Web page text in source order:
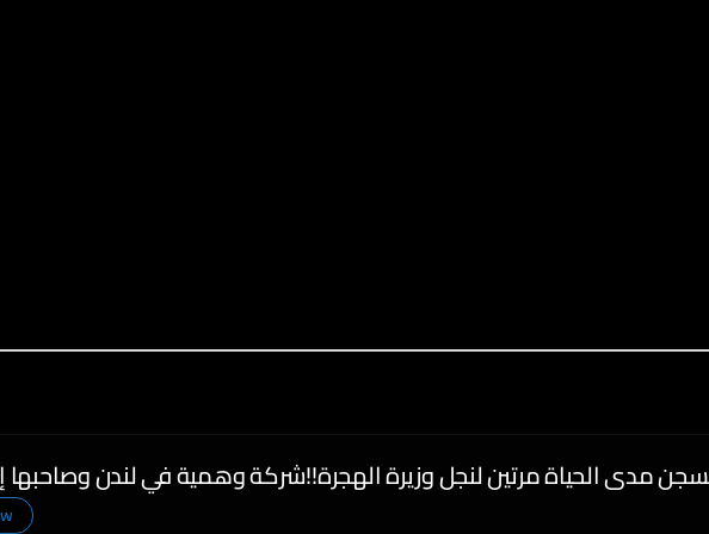
مدى الحياة مرتين لنجل وزيرة الهجرة!!شركة وهمية في لندن